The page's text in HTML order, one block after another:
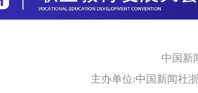
中国新
主办单位:中国新闻社